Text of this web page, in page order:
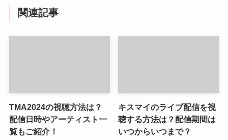
関連記事
TMA2024の視聴方法は？
配信日時やアーティスト一
覧もご紹介！
キスマイのライブ配信を視
聴する方法は？配信期間は
いつからいつまで？